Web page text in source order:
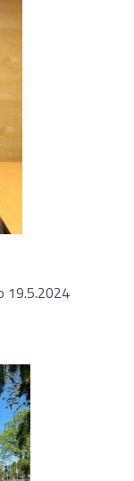
19.5.2024